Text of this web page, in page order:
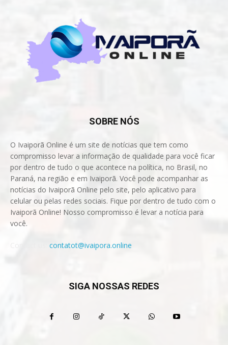
SOBRE NÓS
O Ivaiporã Online é um site de notícias que tem como
compromisso levar a informação de qualidade para você ficar
por dentro de tudo o que acontece na política, no Brasil, no
Paraná, na região e em Ivaiporã. Você pode acompanhar as
notícias do Ivaiporã Online pelo site, pelo aplicativo para
celular ou pelas redes sociais. Fique por dentro de tudo com o
Ivaiporã Online! Nosso compromisso é levar a notícia para
você.
contatot@ivaipora.online
SIGA NOSSAS REDES